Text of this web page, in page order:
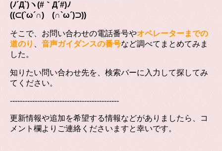
(ﾉ´Д`)ヽ(#｀Д´#)ﾉ
((⊂(`ω´∩) (∩`ω´)⊃))
そこで、お問い合わせの電話番号やオペレーターまでの
道のり
音声ガイダンスの番号など調べてまとめてみま
した。
知りたい問い合わせ先を、検索バーに入力して探してみ
てください。
--------------------------------------------
更新情報や追加を希望する情報などがありましたら、コ
メント欄よりご連絡くださいますと幸いです。